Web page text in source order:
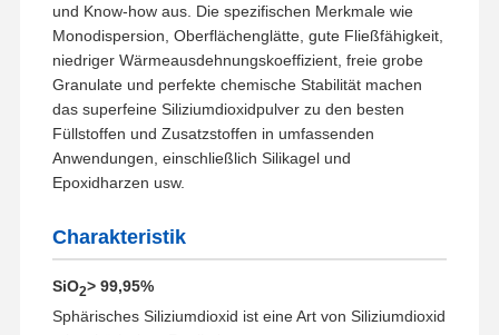
und Know-how aus. Die spezifischen Merkmale wie
Monodispersion, Oberflächenglätte, gute Fließfähigkeit,
niedriger Wärmeausdehnungskoeffizient, freie grobe
Granulate und perfekte chemische Stabilität machen
das superfeine Siliziumdioxidpulver zu den besten
Füllstoffen und Zusatzstoffen in umfassenden
Anwendungen, einschließlich Silikagel und
Epoxidharzen usw.
Charakteristik
SiO2> 99,95%
Sphärisches Siliziumdioxid ist eine Art von Siliziumdioxid